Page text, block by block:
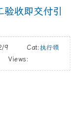
收即交付引
02/9 Cat:执行领